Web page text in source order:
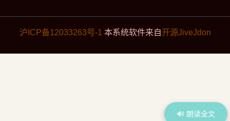
沪ICP备12033263号-1 本系统软件来自开源JiveJdon
🔊 朗读全文